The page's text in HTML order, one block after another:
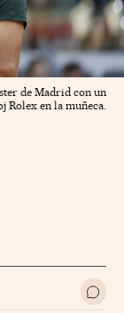
de Madrid con un
Rolex en la muñeca.
Ir a